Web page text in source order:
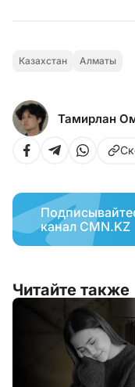
Казахстан Алматы
Тамирлан
канал CMN.KZ
Читайте также